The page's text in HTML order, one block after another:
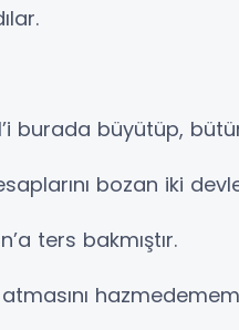
burada büyütüp,
bozan iki
ters bakmıştır.
atmasını